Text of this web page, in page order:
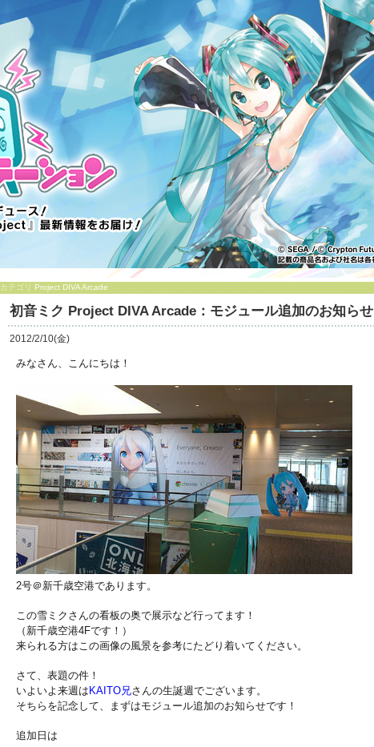
カテゴリ Project DIVA Arcade
初音ミク Project DIVA Arcade：モジュール追加のお知らせ
2012/2/10(金)
みなさん、こんにちは！
2号＠新千歳空港であります。
この雪ミクさんの看板の奥で展示など行ってます！
（新千歳空港4Fです！）
来られる方はこの画像の風景を参考にたどり着いてください。
さて、表題の件！
いよいよ 来週は KAITO兄さんの生誕週でございます。
そちらを記念して、まずはモジュール追加のお知らせです！
追加日は